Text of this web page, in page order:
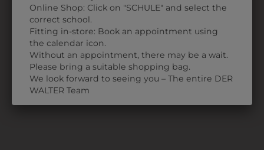
329228
T-SHIRT
CLASSIC
€ 13,90
Online Shop: Click on "SCHULE" and select the
correct school.
Fitting in-store: Book an appointment using
the calendar icon.
Without an appointment, there may be a wait.
Please bring a suitable shopping bag.
We look forward to seeing you – The entire DER
WALTER Team